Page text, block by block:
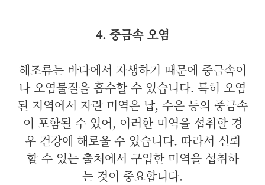
4. 중금속 오염
해조류는 바다에서 자생하기 때문에 중금속이
나 오염물질을 흡수할 수 있습니다. 특히 오염
된 지역에서 자란 미역은 납, 수은 등의 중금속
이 포함될 수 있어, 이러한 미역을 섭취할 경
우 건강에 해로울 수 있습니다. 따라서 신뢰
할 수 있는 출처에서 구입한 미역을 섭취하
는 것이 중요합니다.